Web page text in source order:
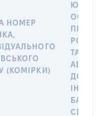
НОМЕР
(КОМІРКИ)
ПРАВО
ТАКИМ
АБО
ДО
СЕЙФУ